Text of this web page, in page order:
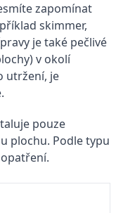
zapomínat
skimmer,
je také pečlivé
v okolí
utržení, je
pouze
plochu. Podle typu